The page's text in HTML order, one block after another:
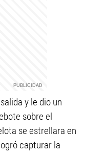
y le dio un
sobre el
se estrellara en
capturar la